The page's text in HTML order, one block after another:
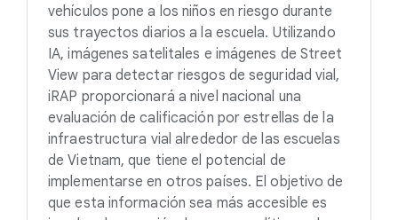
vehículos pone a los niños en riesgo durante
sus trayectos diarios a la escuela. Utilizando
IA, imágenes satelitales e imágenes de Street
View para detectar riesgos de seguridad vial,
iRAP proporcionará a nivel nacional una
evaluación de calificación por estrellas de la
infraestructura vial alrededor de las escuelas
de Vietnam, que tiene el potencial de
implementarse en otros países. El objetivo de
que esta información sea más accesible es